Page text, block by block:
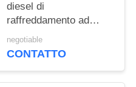
diesel di
raffreddamento ad
acqua Kubota 8KW
50HZ 1500RPM
negotiable
CONTATTO